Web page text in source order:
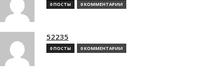
0 ПОСТЫ 0 КОММЕНТАРИИ
52235
0 ПОСТЫ 0 КОММЕНТАРИИ